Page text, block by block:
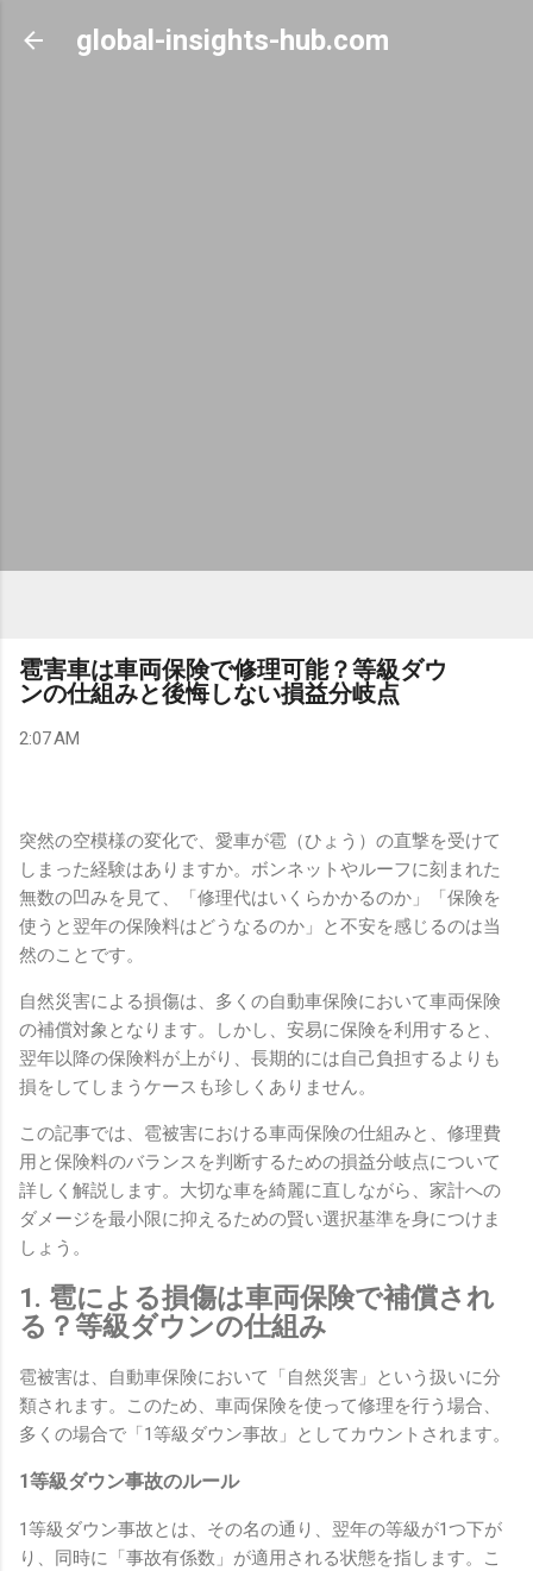
Skip to main content
global-insights-hub.com
雹害車は車両保険で修理可能？等級ダウ
ンの仕組みと後悔しない損益分岐点
2:07 AM
突然の空模様の変化で、愛車が雹（ひょう）の直撃を受けて
しまった経験はありますか。ボンネットやルーフに刻まれた
無数の凹みを見て、「修理代はいくらかかるのか」「保険を
使うと翌年の保険料はどうなるのか」と不安を感じるのは当
然のことです。
自然災害による損傷は、多くの自動車保険において車両保険
の補償対象となります。しかし、安易に保険を利用すると、
翌年以降の保険料が上がり、長期的には自己負担するよりも
損をしてしまうケースも珍しくありません。
この記事では、雹被害における車両保険の仕組みと、修理費
用と保険料のバランスを判断するための損益分岐点について
詳しく解説します。大切な車を綺麗に直しながら、家計への
ダメージを最小限に抑えるための賢い選択基準を身につけま
しょう。
1. 雹による損傷は車両保険で補償され
る？等級ダウンの仕組み
雹被害は、自動車保険において「自然災害」という扱いに分
類されます。このため、車両保険を使って修理を行う場合、
多くの場合で「1等級ダウン事故」としてカウントされます。
1等級ダウン事故のルール
1等級ダウン事故とは、その名の通り、翌年の等級が1つ下が
り、同時に「事故有係数」が適用される状態を指します。こ